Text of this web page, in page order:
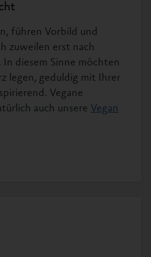
führen Vorbild und
zuweilen erst nach
In diesem Sinne möchten
legen, geduldig mit Ihrer
Vegane
auch unsere Vegan